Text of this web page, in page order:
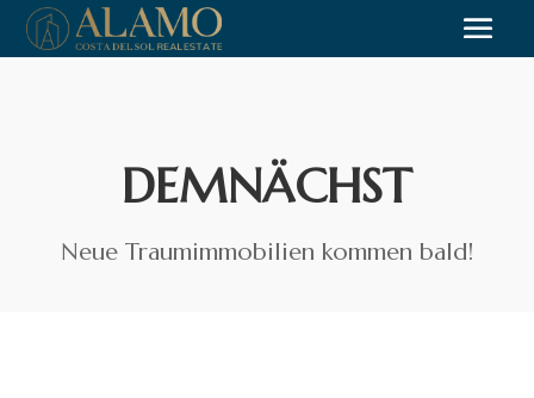
DEMNÄCHST
Neue Traumimmobilien kommen bald!